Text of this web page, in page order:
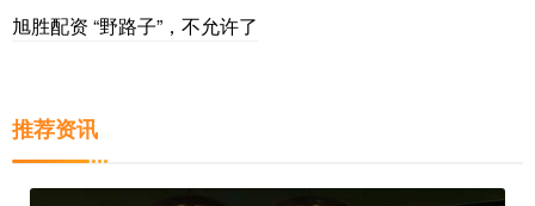
旭胜配资 “野路子”，不允许了
推荐资讯